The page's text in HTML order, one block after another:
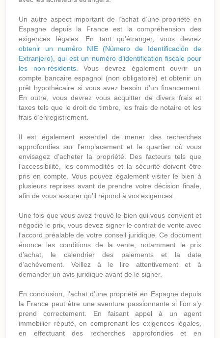
Un autre aspect important de l’achat d’une propriété en
Espagne depuis la France est la compréhension des
exigences légales. En tant qu’étranger, vous devrez
obtenir un numéro NIE (Número de Identificación de
Extranjero), qui est un numéro d’identification fiscale pour
les non-résidents. Vous devrez également ouvrir un
compte bancaire espagnol (non obligatoire) et obtenir un
prêt hypothécaire si vous avez besoin d’un financement.
En outre, vous devrez vous acquitter de divers frais et
taxes tels que le droit de timbre, les frais de notaire et les
frais d’enregistrement.
Il est également essentiel de mener des recherches
approfondies sur l’emplacement et le quartier où vous
envisagez d’acheter la propriété. Des facteurs tels que
l’accessibilité, les commodités et la sécurité doivent être
pris en compte. Vous pouvez également visiter le bien à
plusieurs reprises avant de prendre votre décision finale,
afin de vous assurer qu’il répond à vos exigences.
Une fois que vous avez trouvé le bien qui vous convient et
négocié le prix, vous devez signer le contrat de vente avec
l’accord préalable de votre conseil juridique. Ce document
énonce les conditions de la vente, notamment le prix
d’achat, le calendrier des paiements et la date
d’achèvement. Veillez à le lire attentivement et à
demander un avis juridique avant de le signer.
En conclusion, l’achat d’une propriété en Espagne depuis
la France peut être une aventure passionnante si l’on s’y
prend correctement. En faisant appel à un agent
immobilier réputé, en comprenant les exigences légales,
en effectuant des recherches approfondies et en